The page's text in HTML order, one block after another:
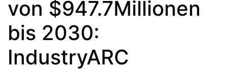
von $947.7Millionen
bis 2030:
IndustryARC